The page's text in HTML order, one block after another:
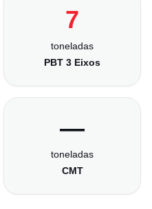
7
toneladas
PBT 3 Eixos
—
toneladas
CMT